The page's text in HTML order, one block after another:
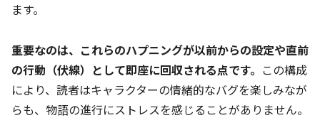
ます。
重要なのは、これらのハプニングが以前からの設定や直前
の行動（伏線）として即座に回収される点です。 この構成
により、読者はキャラクターの情緒的なバグを楽しみなが
らも、物語の進行にストレスを感じることがありません。